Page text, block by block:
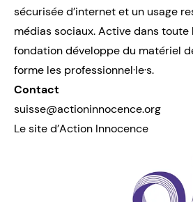
sécurisée d’internet et un usage
médias sociaux. Active dans toute
fondation développe du matériel
forme les professionnel·le·s.
Contact
suisse@actioninnocence.org
Le site d’Action Innocence